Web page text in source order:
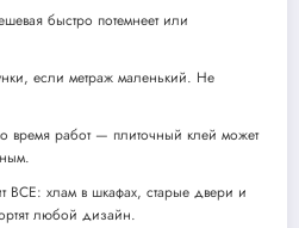
быстро потемнеет или
если метраж маленький. Не
время работ — плиточный клей может
ВСЕ: хлам в шкафах, старые двери и
любой дизайн.